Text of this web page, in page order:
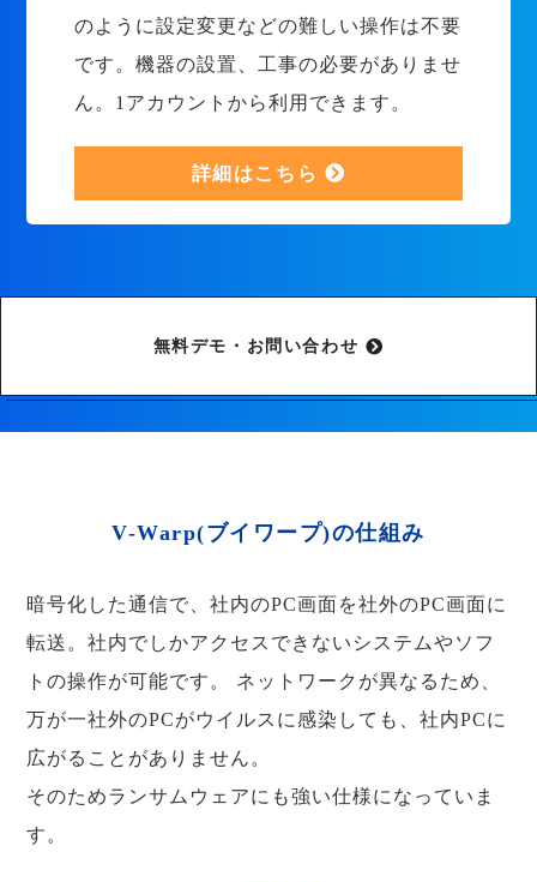
のように設定変更などの難しい操作は不要
です。機器の設置、工事の必要がありませ
ん。1アカウントから利用できます。
詳細はこちら
無料デモ・お問い合わせ
V-Warp(ブイワープ)の仕組み
暗号化した通信で、社内のPC画面を社外のPC画面に
転送。社内でしかアクセスできないシステムやソフ
トの操作が可能です。
ネットワークが異なるため、
万が一社外のPCがウイルスに感染しても、社内PCに
広がることがありません。
そのためランサムウェアにも強い仕様になっていま
す。